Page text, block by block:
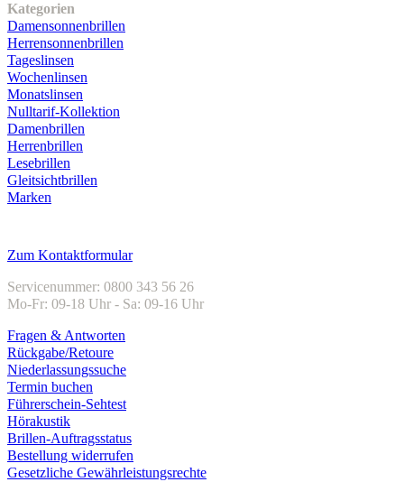
Kategorien
Damensonnenbrillen
Herrensonnenbrillen
Tageslinsen
Wochenlinsen
Monatslinsen
Nulltarif-Kollektion
Damenbrillen
Herrenbrillen
Lesebrillen
Gleitsichtbrillen
Marken
Zum Kontaktformular
Servicenummer: 0800 343 56 26
Mo-Fr: 09-18 Uhr - Sa: 09-16 Uhr
Fragen & Antworten
Rückgabe/Retoure
Niederlassungssuche
Termin buchen
Führerschein-Sehtest
Hörakustik
Brillen-Auftragsstatus
Bestellung widerrufen
Gesetzliche Gewährleistungsrechte